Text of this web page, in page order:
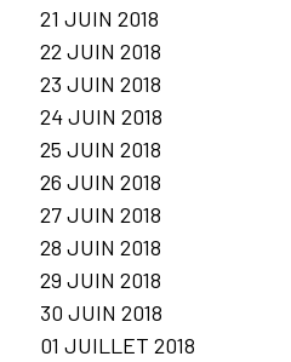
21 JUIN 2018
22 JUIN 2018
23 JUIN 2018
24 JUIN 2018
25 JUIN 2018
26 JUIN 2018
27 JUIN 2018
28 JUIN 2018
29 JUIN 2018
30 JUIN 2018
01 JUILLET 2018